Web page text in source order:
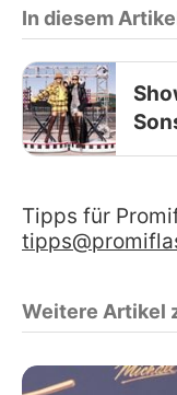
In diesem
Tipps für
Weitere Artikel